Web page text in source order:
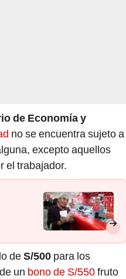
de Economía y
no se encuentra sujeto a
excepto aquellos
el trabajador.
deS/500 para los
un bono de S/550fruto